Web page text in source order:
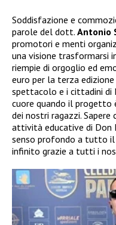
Soddisfazione e
parole del dott. Antonio
promotori e menti
una visione trasformarsi
riempie di orgoglio ed
euro per la terza
spettacolo e i cittadini di
cuore quando il
dei nostri ragazzi.
attività educative di Don
senso profondo a tutto
infinito grazie a tutti i